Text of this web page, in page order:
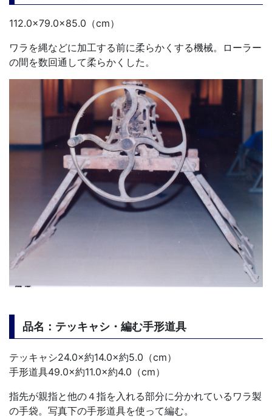
112.0×79.0×85.0（cm）
ワラを縄などに加工する前に柔らかくする機械。ローラー
の間を数回通して柔らかくした。
品名：テッキャシ・編む手形道具
テッキャシ24.0×約14.0×約5.0（cm）
手形道具49.0×約11.0×約4.0（cm）
指先が親指と他の４指を入れる部分に分かれているワラ製
の手袋。写真下の手形道具を使って編む。